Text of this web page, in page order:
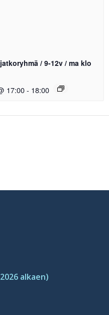
/ 9-12v / ma klo
17:00 - 18:00
alkaen)